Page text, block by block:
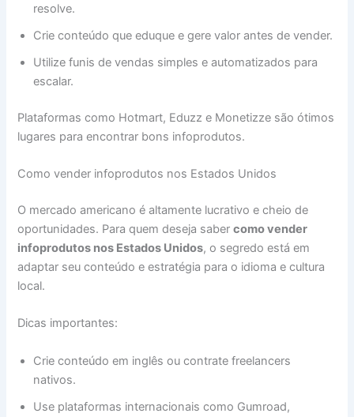
resolve.
Crie conteúdo que eduque e gere valor antes de vender.
Utilize funis de vendas simples e automatizados para
escalar.
Plataformas como Hotmart, Eduzz e Monetizze são ótimos
lugares para encontrar bons infoprodutos.
Como vender infoprodutos nos Estados Unidos
O mercado americano é altamente lucrativo e cheio de
oportunidades. Para quem deseja sabercomo vender
infoprodutos nos Estados Unidos, o segredo está em
adaptar seu conteúdo e estratégia para o idioma e cultura
local.
Dicas importantes:
Crie conteúdo em inglês ou contrate freelancers
nativos.
Use plataformas internacionais como Gumroad,